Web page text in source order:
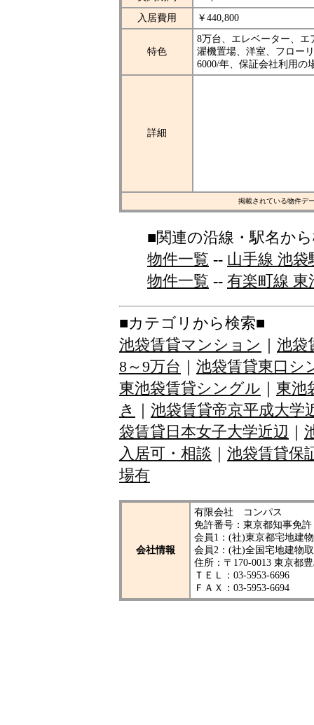
入居費用
￥440,800
特色
8万台、エレベーター、
濯機置場、洋室、フロー
6000/年、保証会社利用の
詳細
掲載されている物件デ
■関連の沿線・駅名か
物件一覧 -- 山手線 池袋
物件一覧 -- 有楽町線 東
■カテゴリから検索■
池袋賃貸マンション ｜ 池袋
8～9万台 ｜ 池袋賃貸東口シ
東池袋賃貸シングル ｜ 東池
き ｜ 池袋賃貸帝京平成大学
袋賃貸日本女子大学近辺 ｜
入居可・相談 ｜ 池袋賃貸保
場有
会社情報
有限会社 コンパス
免許番号：東京都知事免許
会員1：(社)東京都宅地建
会員2：(社)全国宅地建物
住所：〒170-0013 東京都
ＴＥＬ：03-5953-6696
ＦＡＸ：03-5953-6694